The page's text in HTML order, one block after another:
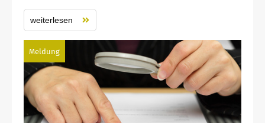
weiterlesen
Meldung